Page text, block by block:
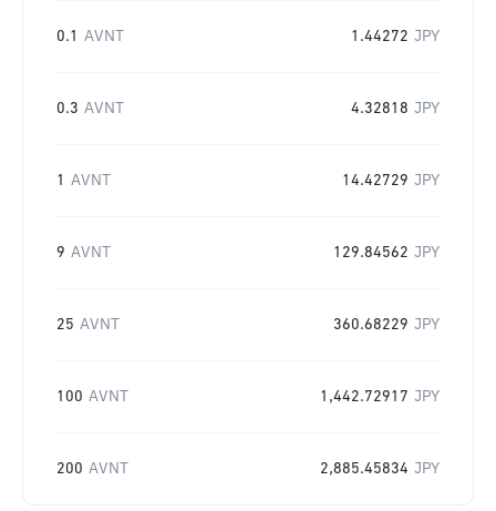
0.1 AVNT 1.44272 JPY
0.3 AVNT 4.32818 JPY
1 AVNT 14.42729 JPY
9 AVNT 129.84562 JPY
25 AVNT 360.68229 JPY
100 AVNT 1,442.72917 JPY
200 AVNT 2,885.45834 JPY